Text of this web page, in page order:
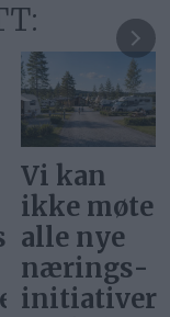
Svar på
«Gi alle
barn en
rettferdig
start»